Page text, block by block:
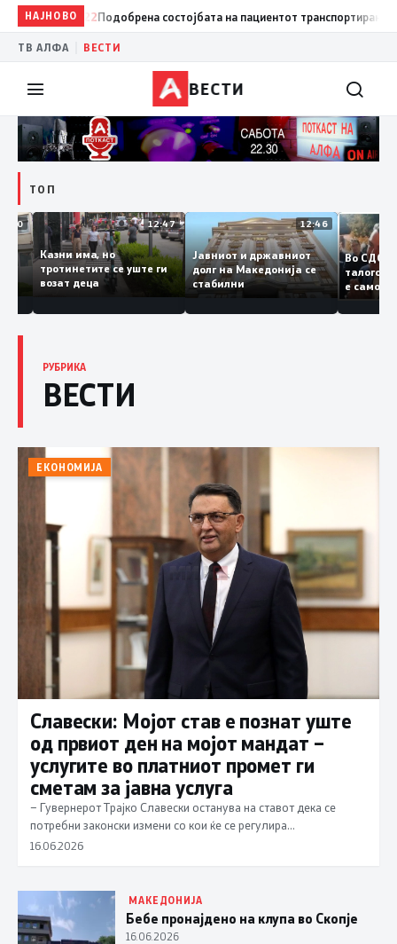
НАЈНОВО
12:22Подобрена состојбата на пациентот транспортиран од
ТВ АЛФА ВЕСТИ
ВЕСТИ
ТОП
12:50
судии и
12:47
Казни има, но
тротинетите се уште ги
возат деца
12:46
Јавниот и државниот
долг на Македонија се
стабилни
Во
е
РУБРИКА
ВЕСТИ
ЕКОНОМИЈА
Славески: Мојот став е познат уште
од првиот ден на мојот мандат –
услугите во платниот промет ги
сметам за јавна услуга
– Гувернерот Трајко Славески останува на ставот дека се
потребни законски измени со кои ќе се регулира
определувањето на провизиите на банките. – Мојот став е
по ништо не е различна од снабдувањето на […]
16.06.2026
МАКЕДОНИЈА
Бебе пронајдено на клупа во Скопје
16.06.2026